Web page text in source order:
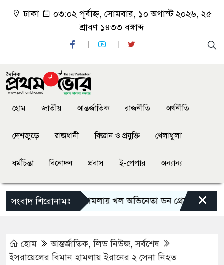
ঢাকা
০৩:০২ পূর্বাহ্ন, সোমবার, ১০ অগাস্ট ২০২৬, ২৫
শ্রাবণ ১৪৩৩ বঙ্গাব্দ
হোম জাতীয় আন্তর্জাতিক রাজনীতি অর্থনীতি
দেশজুড়ে রাজধানী বিজ্ঞান ও প্রযুক্তি খেলাধুলা
ধর্মচিন্তা বিনোদন প্রবাস ই-পেপার অন্যান্য
সংবাদ শিরোনামঃ
সালমান শাহ হত্যা মামলায় খল অভিনেতা ডন গ্রেফতার ×
হোম আন্তর্জাতিক,লিড নিউজ,সর্বশেষ
ইসরায়েলের বিমান হামলায় ইরানের ২ সেনা নিহত